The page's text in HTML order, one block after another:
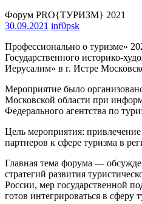
Форум PRO{ТУРИЗМ} 2021
30.09.2021 inf0psk
Профессионально о туризме»
Государственного историко-
Иерусалим» в г. Истре
Мероприятие было
Московской области при
Федерального агентства по
Цель мероприятия:
партнеров к сфере туризма в
Главная тема форума —
стратегий развития
России, мер государственной
готов интегрироваться в сферу